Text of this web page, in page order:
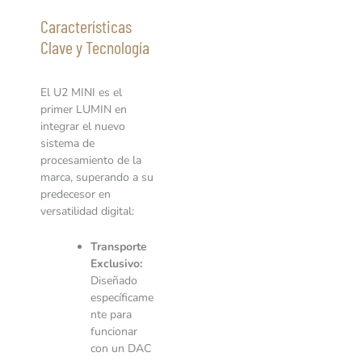
Características
Clave y Tecnología
El U2 MINI es el
primer LUMIN en
integrar el nuevo
sistema de
procesamiento de la
marca, superando a su
predecesor en
versatilidad digital:
Transporte
Exclusivo:
Diseñado
específicame
nte para
funcionar
con un DAC